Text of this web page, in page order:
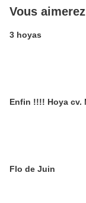
Vous
3 hoyas
Enfin !!!! Hoya cv.
Flo de Juin